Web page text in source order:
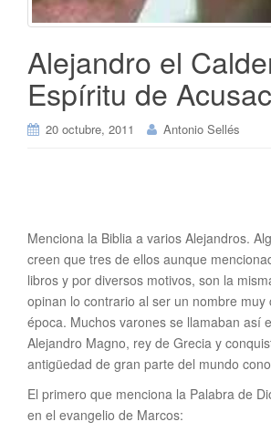
Alejandro el
Espíritu de
20 octubre, 2011 Antonio Sellés
Menciona la Biblia a varios Alejandros.
creen que tres de ellos aunque
libros y por diversos motivos, son la
opinan lo contrario al ser un nombre muy
época. Muchos varones se llamaban así
Alejandro Magno, rey de Grecia y
antigüedad de gran parte del mundo
El primero que menciona la Palabra de
en el evangelio de Marcos: